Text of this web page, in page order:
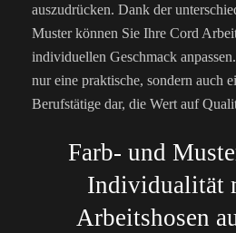
auszudrücken. Dank der
Muster können Sie Ihre Cord
individuellen Geschmack
nur eine praktische, sondern auch
Berufstätige dar, die Wert auf
Farb- und
Individualität
Arbeitshosen